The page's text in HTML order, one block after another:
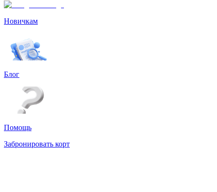
Новичкам
Блог
Помощь
Забронировать корт